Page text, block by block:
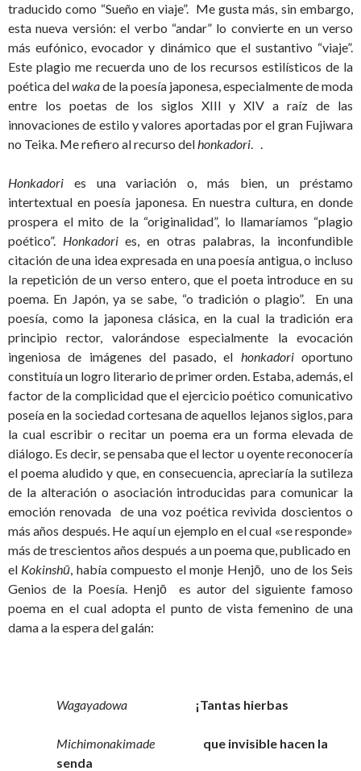
traducido como “Sueño en viaje”. Me gusta más, sin embargo,
esta nueva versión: el verbo “andar” lo convierte en un verso
más eufónico, evocador y dinámico que el sustantivo “viaje”.
Este plagio me recuerda uno de los recursos estilísticos de la
poética delwakade la poesía japonesa, especialmente de moda
entre los poetas de los siglos XIII y XIV a raíz de las
innovaciones de estilo y valores aportadas por el gran Fujiwara
no Teika. Me refiero al recurso delhonkadori. .
Honkadori es una variación o, más bien, un préstamo
intertextual en poesía japonesa. En nuestra cultura, en donde
prospera el mito de la “originalidad”, lo llamaríamos “plagio
poético”. Honkadories, en otras palabras, la inconfundible
citación de una idea expresada en una poesía antigua, o incluso
la repetición de un verso entero, que el poeta introduce en su
poema. En Japón, ya se sabe, “o tradición o plagio”. En una
poesía, como la japonesa clásica, en la cual la tradición era
principio rector, valorándose especialmente la evocación
ingeniosa de imágenes del pasado, el honkadorioportuno
constituía un logro literario de primer orden. Estaba, además, el
factor de la complicidad que el ejercicio poético comunicativo
poseía en la sociedad cortesana de aquellos lejanos siglos, para
la cual escribir o recitar un poema era un forma elevada de
diálogo. Es decir, se pensaba que el lector u oyente reconocería
el poema aludido y que, en consecuencia, apreciaría la sutileza
de la alteración o asociación introducidas para comunicar la
emoción renovada de una voz poética revivida doscientos o
más años después. He aquí un ejemplo en el cual «se responde»
más de trescientos años después a un poema que, publicado en
el Kokinshū, había compuesto el monje Henjō, uno de los Seis
Genios de la Poesía. Henjō es autor del siguiente famoso
poema en el cual adopta el punto de vista femenino de una
dama a la espera del galán:
Wagayadowa ¡Tantas hierbas
Michimonakimade
que invisible hacen la
senda